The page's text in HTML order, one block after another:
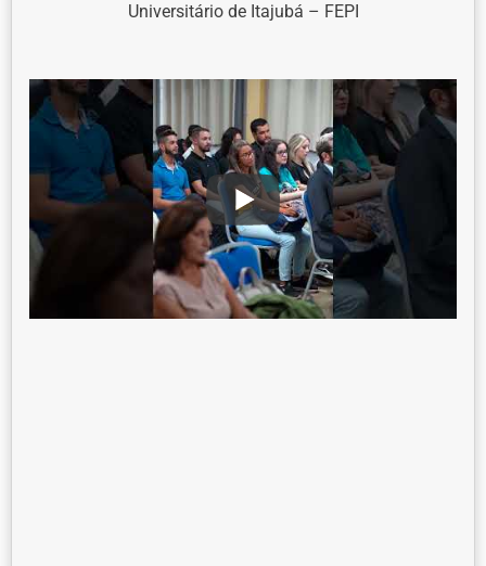
Universitário de Itajubá – FEPI